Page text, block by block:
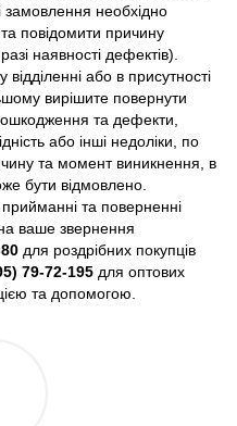
замовлення необхідно
повідомити причину
наявності дефектів).
або в присутності
вирішите повернути
та дефекти,
або інші недоліки, по
та момент виникнення, в
бути відмовлено.
та поверненні
на ваше звернення
для роздрібних покупців
79-72-195 для оптових
та допомогою.